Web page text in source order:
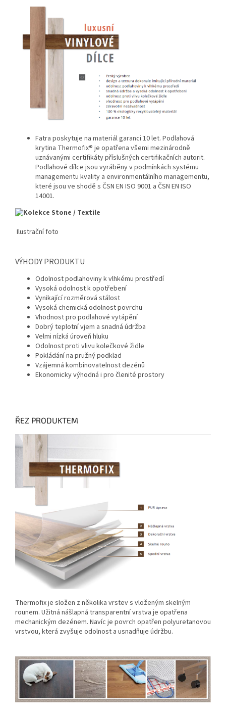
Fatra poskytuje na materiál garanci 10 let. Podlahová
krytina Thermofix® je opatřena všemi mezinárodně
uznávanými certifikáty příslušných certifikačních autorit.
Podlahové dílce jsou vyráběny v podmínkách systému
managementu kvality a environmentálního managementu,
které jsou ve shodě s ČSN EN ISO 9001 a ČSN EN ISO
14001.
Ilustrační foto
VÝHODY PRODUKTU
Odolnost podlahoviny k vlhkému prostředí
Vysoká odolnost k opotřebení
Vynikající rozměrová stálost
Vysoká chemická odolnost povrchu
Vhodnost pro podlahové vytápění
Dobrý teplotní vjem a snadná údržba
Velmi nízká úroveň hluku
Odolnost proti vlivu kolečkové židle
Pokládání na pružný podklad
Vzájemná kombinovatelnost dezénů
Ekonomicky výhodná i pro členité prostory
ŘEZ PRODUKTEM
Thermofix je složen z několika vrstev s vloženým skelným
rounem. Užitná nášlapná transparentní vrstva je opatřena
mechanickým dezénem. Navíc je povrch opatřen polyuretanovou
vrstvou, která zvyšuje odolnost a usnadňuje údržbu.